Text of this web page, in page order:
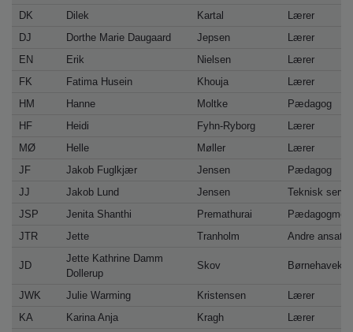
DK
Dilek Kartal
Lærer
DJ
Dorthe Marie Daugaard Jepsen
Lærer
EN
Erik Nielsen
Lærer
FK
Fatima Husein Khouja
Lærer
HM
Hanne Moltke
Pædagog
HF
Heidi Fyhn-Ryborg
Lærer
MØ
Helle Møller
Lærer
JF
Jakob Fuglkjær Jensen
Pædagog
JJ
Jakob Lund Jensen
Teknisk
JSP
Jenita Shanthi Premathurai
JTR
Jette Tranholm Andre ansatte
JD
Jette Kathrine Damm
Dollerup
Skov
JWK Julie Warming Kristensen
Lærer
KA
Karina Anja Kragh
Lærer